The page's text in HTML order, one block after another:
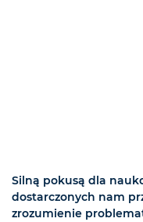
Silną pokusą dla
dostarczonych nam
zrozumienie